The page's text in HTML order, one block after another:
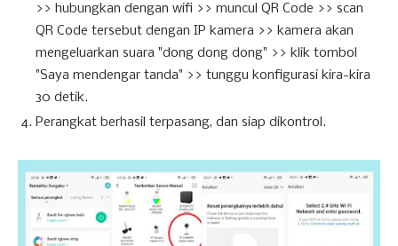
>> hubungkan dengan wifi >> muncul QR Code >> scan
QR Code tersebut dengan IP kamera >> kamera akan
mengeluarkan suara "dong dong dong" >> klik tombol
"Saya mendengar tanda" >> tunggu konfigurasi kira-kira
30 detik.
Perangkat berhasil terpasang, dan siap dikontrol.